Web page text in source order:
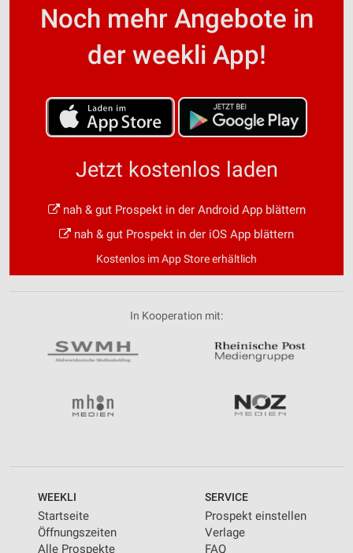
Noch mehr Angebote in
der weekli App!
Jetzt kostenlos laden
nah & gut Prospekt in der Android App blättern
nah & gut Prospekt in der iOS App blättern
Kostenlos im App Store erhältlich
In Kooperation mit:
WEEKLI
Startseite
Öffnungszeiten
Alle Prospekte
SERVICE
Prospekt einstellen
Verlage
FAQ